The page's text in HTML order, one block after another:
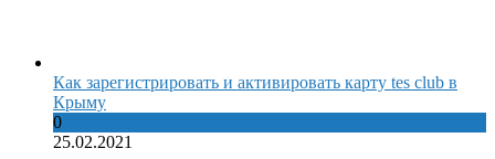
Как зарегистрировать и активировать карту tes club в
Крыму
0
25.02.2021